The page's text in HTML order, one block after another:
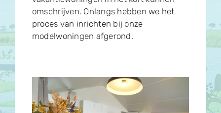
omschrijven. Onlangs hebben we het
proces van inrichten bij onze
modelwoningen afgerond.